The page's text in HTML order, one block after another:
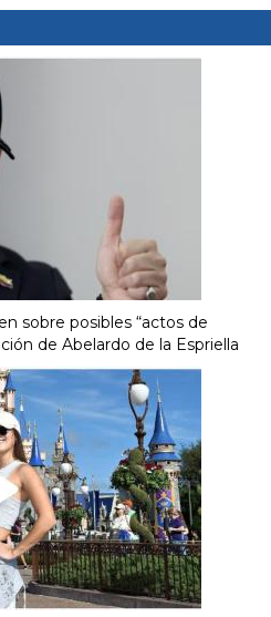
sobre posibles “actos de
de Abelardo de la Espriella